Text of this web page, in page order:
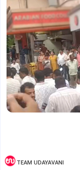
TEAM UDAYAVANI